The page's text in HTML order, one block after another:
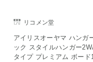
リコメン堂
アイリスオーヤマ ハンガ
ック スタイルハンガー
タイプ プレミアム ボード